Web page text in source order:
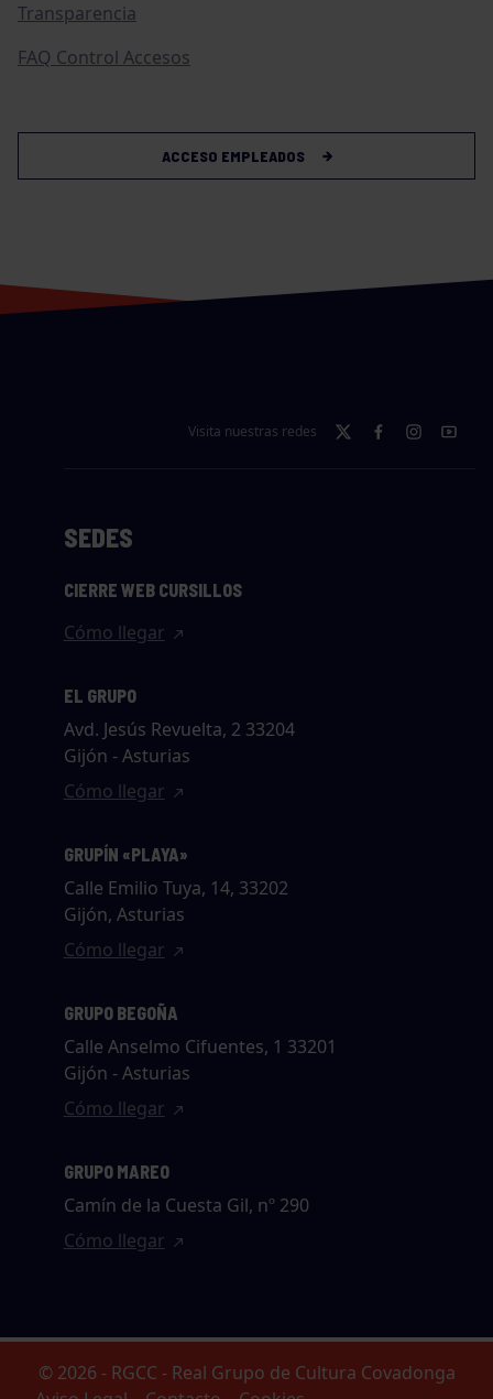
Transparencia
FAQ Control Accesos
ACCESO EMPLEADOS
Visita nuestras redes
SEDES
CIERRE WEB CURSILLOS
Cómo llegar
EL GRUPO
Avd. Jesús Revuelta, 2 33204
Gijón - Asturias
Cómo llegar
GRUPÍN «PLAYA»
Calle Emilio Tuya, 14, 33202
Gijón, Asturias
Cómo llegar
GRUPO BEGOÑA
Calle Anselmo Cifuentes, 1 33201
Gijón - Asturias
Cómo llegar
GRUPO MAREO
Camín de la Cuesta Gil, nº 290
Cómo llegar
© 2026 - RGCC - Real Grupo de Cultura Covadonga